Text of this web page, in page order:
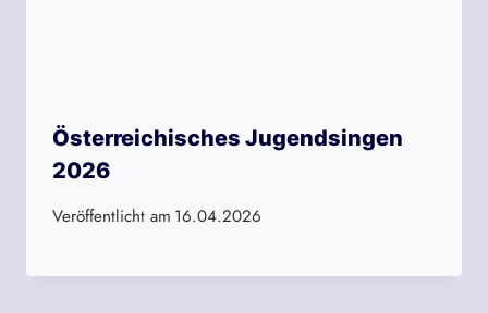
Österreichisches Jugendsingen
2026
Veröffentlicht am 16.04.2026